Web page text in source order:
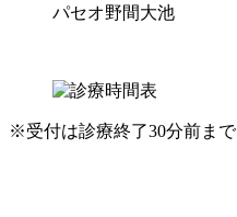
パセオ野間大池
※受付は診療終了30分前まで